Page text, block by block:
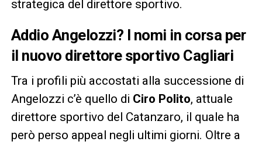
strategica del direttore sportivo.
Addio Angelozzi? I nomi in corsa per
il nuovo direttore sportivo Cagliari
Tra i profili più accostati alla successione di
Angelozzi c’è quello di Ciro Polito, attuale
direttore sportivo del Catanzaro, il quale ha
però perso appeal negli ultimi giorni. Oltre a